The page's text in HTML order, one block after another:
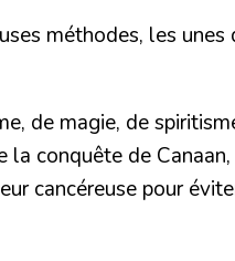
méthodes, les
de magie, de
conquête de
cancéreuse pour